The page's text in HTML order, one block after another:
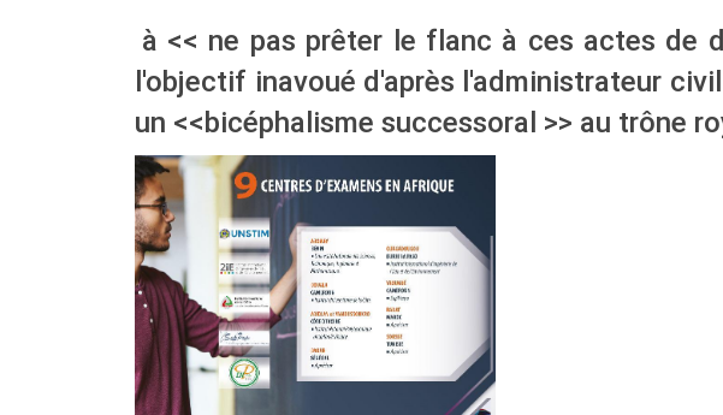
à << ne pas prêter le flanc à ces actes de
l'objectif inavoué d'après l'administrateur
un <<bicéphalisme successoral >> au trône